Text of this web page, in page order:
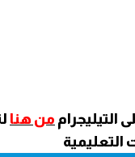
التيليجرام من هنا
التعليمية